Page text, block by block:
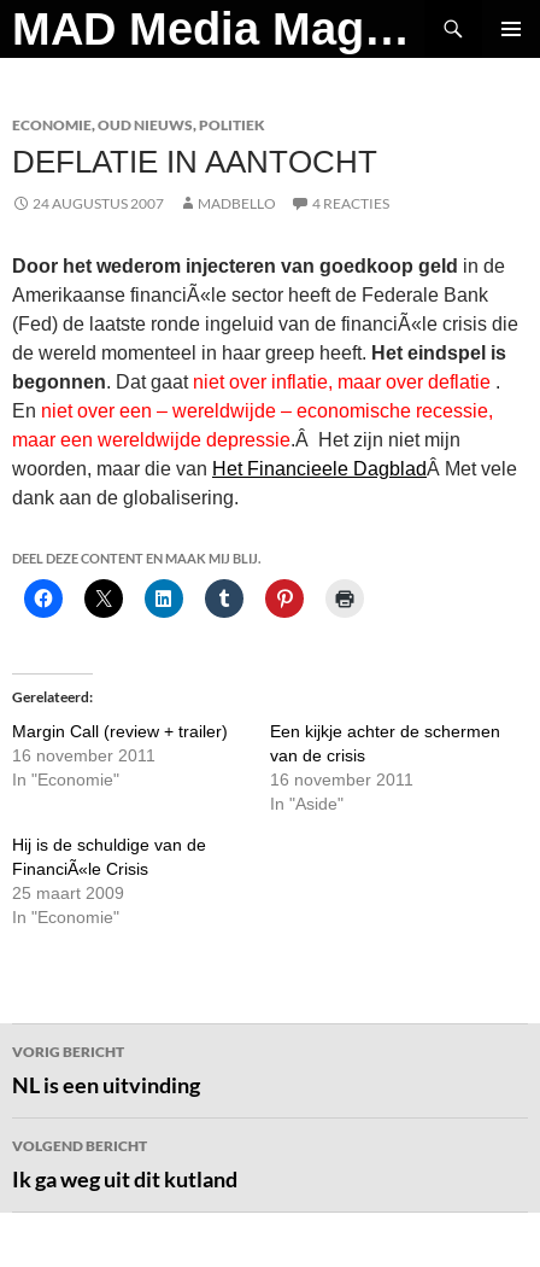
Ga
naar
MAD Media Magazine
Zoeken
ECONOMIE,OUD NIEUWS,POLITIEK
DEFLATIE IN AANTOCHT
24 AUGUSTUS 2007 MADBELLO 4 REACTIES
Door het wederom injecteren van goedkoop geld in de
Amerikaanse financiÃ«le sector heeft de Federale Bank
(Fed) de laatste ronde ingeluid van de financiÃ«le crisis die
de wereld momenteel in haar greep heeft. Het eindspel is
begonnen. Dat gaat niet over inflatie, maar over deflatie .
En niet over een – wereldwijde – economische recessie,
maar een wereldwijde depressie.Â Het zijn niet mijn
woorden, maar die van Het Financieele DagbladÂ Met vele
dank aan de globalisering.
DEEL DEZE CONTENT EN MAAK MIJ BLIJ.
Gerelateerd
Margin Call (review + trailer)
16 november 2011
In "Economie"
Een kijkje achter de schermen
van de crisis
16 november 2011
In "Aside"
Hij is de schuldige van de
FinanciÃ«le Crisis
25 maart 2009
In "Economie"
Bericht
navigatie
VORIG BERICHT
NL is een uitvinding
VOLGEND BERICHT
Ik ga weg uit dit kutland